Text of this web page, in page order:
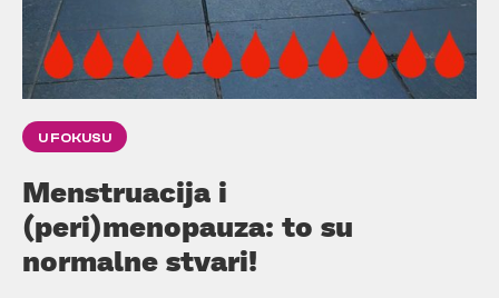
U FOKUSU
Menstruacija i
(peri)menopauza: to su
normalne stvari!